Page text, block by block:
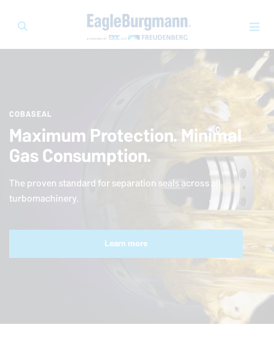
COBASEAL
Maximum Protection. Minimal
Gas Consumption.
The proven standard for separation seals across all
turbomachinery.
Learn more